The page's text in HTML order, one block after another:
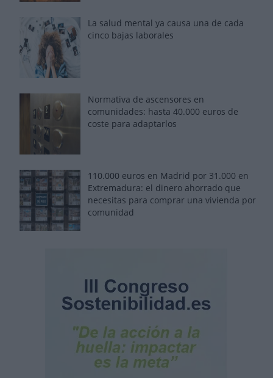
La salud mental ya causa una de cada
cinco bajas laborales
Normativa de ascensores en
comunidades: hasta 40.000 euros de
coste para adaptarlos
110.000 euros en Madrid por 31.000 en
Extremadura: el dinero ahorrado que
necesitas para comprar una vivienda por
comunidad